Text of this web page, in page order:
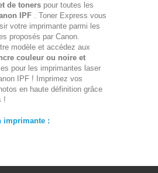
de toners pour toutes les
IPF . Toner Express vous
votre imprimante parmi les
proposés par Canon.
modèle et accédez aux
couleur ou noire et
pour les imprimantes laser
IPF ! Imprimez vos
en haute définition grâce
!
imprimante :